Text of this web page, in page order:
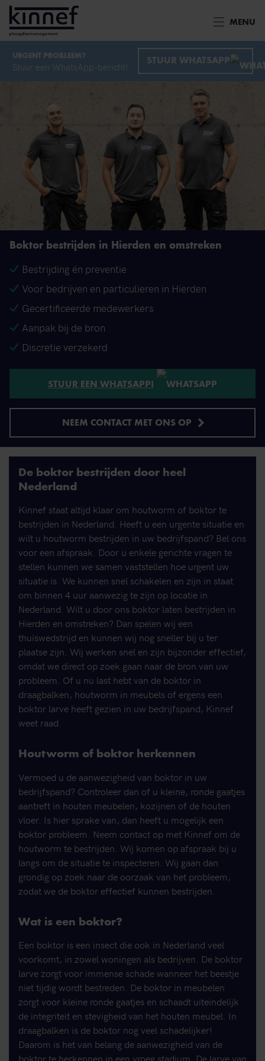
Ga naar inhoud
MENU
URGENT PROBLEEM?
Stuur een WhatsApp-bericht! STUUR WHATSAPP
Boktor bestrijden in Hierden en omstreken
Bestrijding én preventie
Voor bedrijven en particulieren in Hierden
Gecertificeerde medewerkers
Aanpak bij de bron
Discretie verzekerd
STUUR EEN WHATSAPP!
NEEM CONTACT MET ONS OP
De boktor bestrijden door heel
Nederland
Kinnef staat altijd klaar om houtworm of boktor te
bestrijden in Nederland. Heeft u een urgente situatie en
wilt u houtworm bestrijden in uw bedrijfspand? Bel ons
voor een afspraak. Door u enkele gerichte vragen te
stellen kunnen we samen vaststellen hoe urgent uw
situatie is. We kunnen snel schakelen en zijn in staat
om binnen 4 uur aanwezig te zijn op locatie in
Nederland. Wilt u door ons boktor laten bestrijden in
Hierden en omstreken? Dan spelen wij een
thuiswedstrijd en kunnen wij nog sneller bij u ter
plaatse zijn. Wij werken snel en zijn bijzonder effectief,
omdat we direct op zoek gaan naar de bron van uw
probleem. Of u nu last hebt van de boktor in
draagbalken, houtworm in meubels of ergens een
boktor larve heeft gezien in uw bedrijfspand, Kinnef
weet raad.
Houtworm of boktor herkennen
Vermoed u de aanwezigheid van boktor in uw
bedrijfspand? Controleer dan of u kleine, ronde gaatjes
aantreft in houten meubelen, kozijnen of de houten
vloer. Is hier sprake van, dan heeft u mogelijk een
boktor probleem. Neem contact op met Kinnef om de
houtworm te bestrijden. Wij komen op afspraak bij u
langs om de situatie te inspecteren. Wij gaan dan
grondig op zoek naar de oorzaak van het probleem,
zodat we de boktor effectief kunnen bestrijden.
Wat is een boktor?
Een boktor is een insect die ook in Nederland veel
voorkomt, in zowel woningen als bedrijven. De boktor
larve zorgt voor immense schade wanneer het beestje
niet tijdig wordt bestreden. De boktor in meubelen
zorgt voor kleine ronde gaatjes en schaadt uiteindelijk
de integriteit en stevigheid van het houten meubel. In
draagbalken is de boktor nog veel schadelijker!
Daarom is het van belang de aanwezigheid van de
boktor te herkennen in een vroeg stadium. De larve van